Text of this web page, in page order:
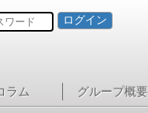
ログイン
ラム グループ概要